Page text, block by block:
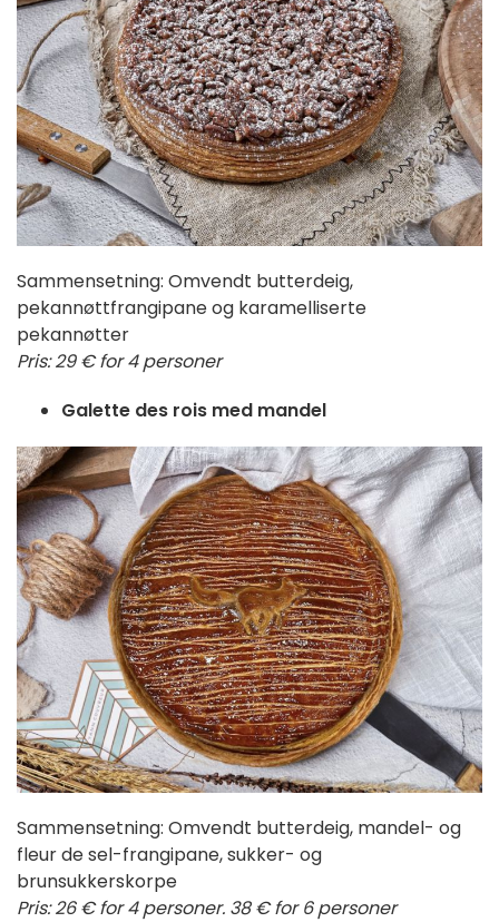
Sammensetning: Omvendt butterdeig,
pekannøttfrangipane og karamelliserte
pekannøtter
Pris: 29 € for 4 personer
Galette des rois med mandel
Sammensetning: Omvendt butterdeig, mandel- og
fleur de sel-frangipane, sukker- og
brunsukkerskorpe
Pris: 26 € for 4 personer. 38 € for 6 personer